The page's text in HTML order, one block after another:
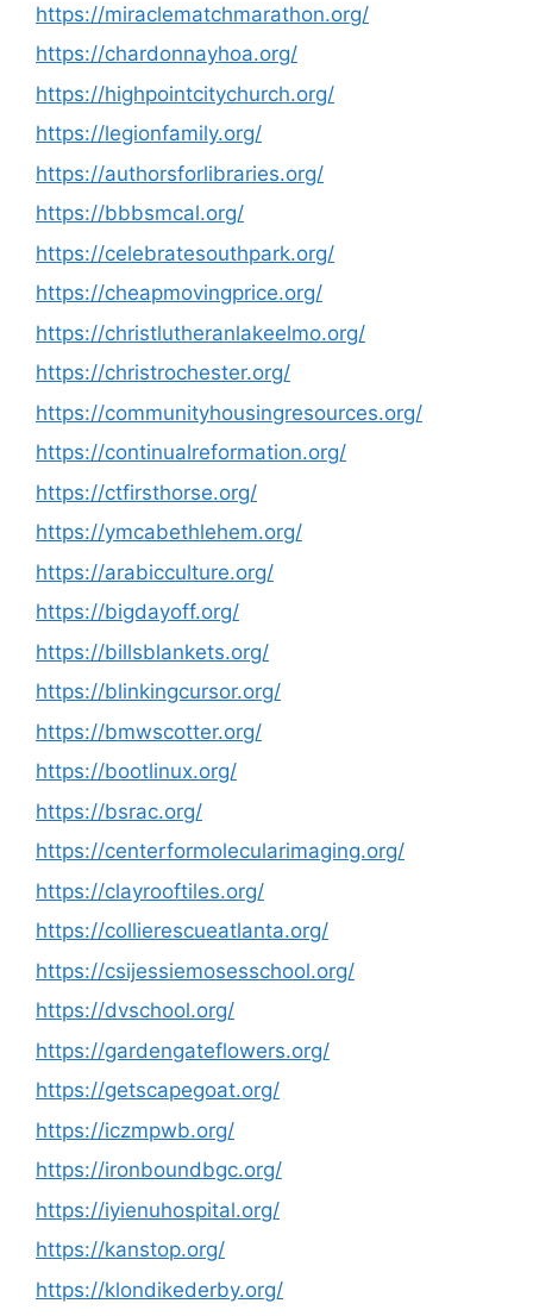
https://miraclematchmarathon.org/
https://chardonnayhoa.org/
https://highpointcitychurch.org/
https://legionfamily.org/
https://authorsforlibraries.org/
https://bbbsmcal.org/
https://celebratesouthpark.org/
https://cheapmovingprice.org/
https://christlutheranlakeelmo.org/
https://christrochester.org/
https://communityhousingresources.org/
https://continualreformation.org/
https://ctfirsthorse.org/
https://ymcabethlehem.org/
https://arabicculture.org/
https://bigdayoff.org/
https://billsblankets.org/
https://blinkingcursor.org/
https://bmwscotter.org/
https://bootlinux.org/
https://bsrac.org/
https://centerformolecularimaging.org/
https://clayrooftiles.org/
https://collierescueatlanta.org/
https://csijessiemosesschool.org/
https://dvschool.org/
https://gardengateflowers.org/
https://getscapegoat.org/
https://iczmpwb.org/
https://ironboundbgc.org/
https://iyienuhospital.org/
https://kanstop.org/
https://klondikederby.org/